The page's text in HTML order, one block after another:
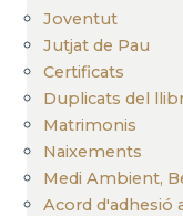
Joventut
Jutjat de Pau
Certificats
Duplicats del
Matrimonis
Naixements
Medi Ambient,
Acord d'adhesió